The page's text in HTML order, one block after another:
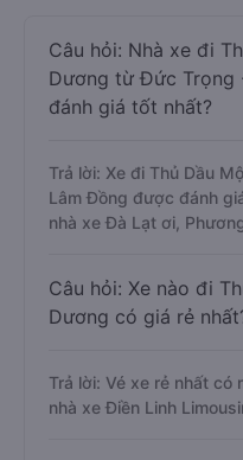
Câu hỏi: Nhà xe đi
Dương từ Đức Trọng
đánh giá tốt nhất?
Trả lời: Xe đi Thủ Dầu
Lâm Đồng được đánh
nhà xe Đà Lạt ơi,
Câu hỏi: Xe nào đi
Dương có giá rẻ
Trả lời: Vé xe rẻ nhất
nhà xe Điền Linh